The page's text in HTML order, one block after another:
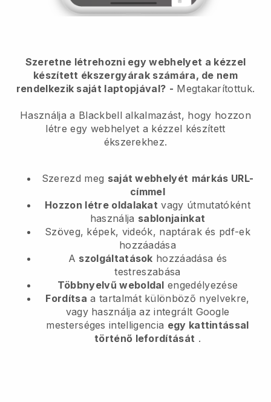
Szeretne létrehozni egy webhelyet a kézzel
készített ékszergyárak számára, de nem
rendelkezik saját laptopjával? - Megtakarítottuk.
Használja a Blackbell alkalmazást, hogy hozzon
létre egy webhelyet a kézzel készített
ékszerekhez.
Szerezd meg saját webhelyét márkás URL-
címmel
Hozzon létre oldalakat vagy útmutatóként
használja sablonjainkat
Szöveg, képek, videók, naptárak és pdf-ek
hozzáadása
A szolgáltatások hozzáadása és
testreszabása
Többnyelvű weboldal engedélyezése
Fordítsa a tartalmát különböző nyelvekre,
vagy használja az integrált Google
mesterséges intelligencia egy kattintással
történő lefordítását .